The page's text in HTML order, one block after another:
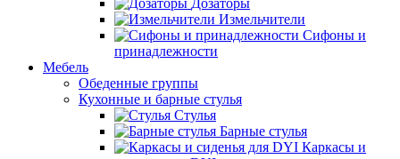
Дозаторы
Измельчители
Сифоны и
принадлежности
Мебель
Обеденные группы
Кухонные и барные стулья
Стулья
Барные стулья
Каркасы и